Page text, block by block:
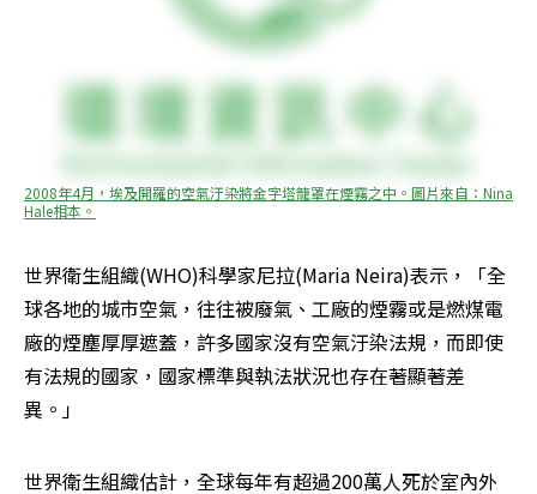
2008年4月，埃及開羅的空氣汙染將金字塔籠罩在煙霧之中。圖片來自：Nina
Hale相本。
世界衛生組織(WHO)科學家尼拉(Maria Neira)表示，「全
球各地的城市空氣，往往被廢氣、工廠的煙霧或是燃煤電
廠的煙塵厚厚遮蓋，許多國家沒有空氣汙染法規，而即使
有法規的國家，國家標準與執法狀況也存在著顯著差
異。」
世界衛生組織估計，全球每年有超過200萬人死於室內外